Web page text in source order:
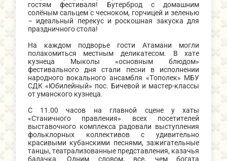
гостям фестиваля! Бутерброд с домашним
солёным сальцем с чесноком, горчицей и зеленью
– идеальный перекус и роскошная закуска для
праздничного стола!
На каждом подворье гости Атамани могли
полакомиться местным деликатесом. В хате
кузнеца Мыколы «основным блюдом»
фестивального дня стали песни в исполнении
народного вокального ансамбля «Тополек» МБУ
СДК «Юбилейный» пос. Бичевой и мастер-классы
от уманского кузнеца.
С 11.00 часов на главной сцене у хаты
«Станичного правления» всех посетителей
выставочного комплекса радовали выступления
фольклорных коллективов с удивительно
красивыми кубанскими песнями, зажигательные
танцы, театрализованные представления, казачья
балачка. Одним словом, все, чем богата